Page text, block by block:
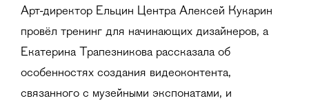
Арт-директор Ельцин Центра Алексей Кукарин
провёл тренинг для начинающих дизайнеров, а
Екатерина Трапезникова рассказала об
особенностях создания видеоконтента,
связанного с музейными экспонатами, и